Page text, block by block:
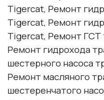
Tigercat, Ремонт
Tigercat, Ремонт
Tigercat, Ремонт ГСТ
Ремонт гидрохода
шестерного насоса
Ремонт масляного
шестеренчатого